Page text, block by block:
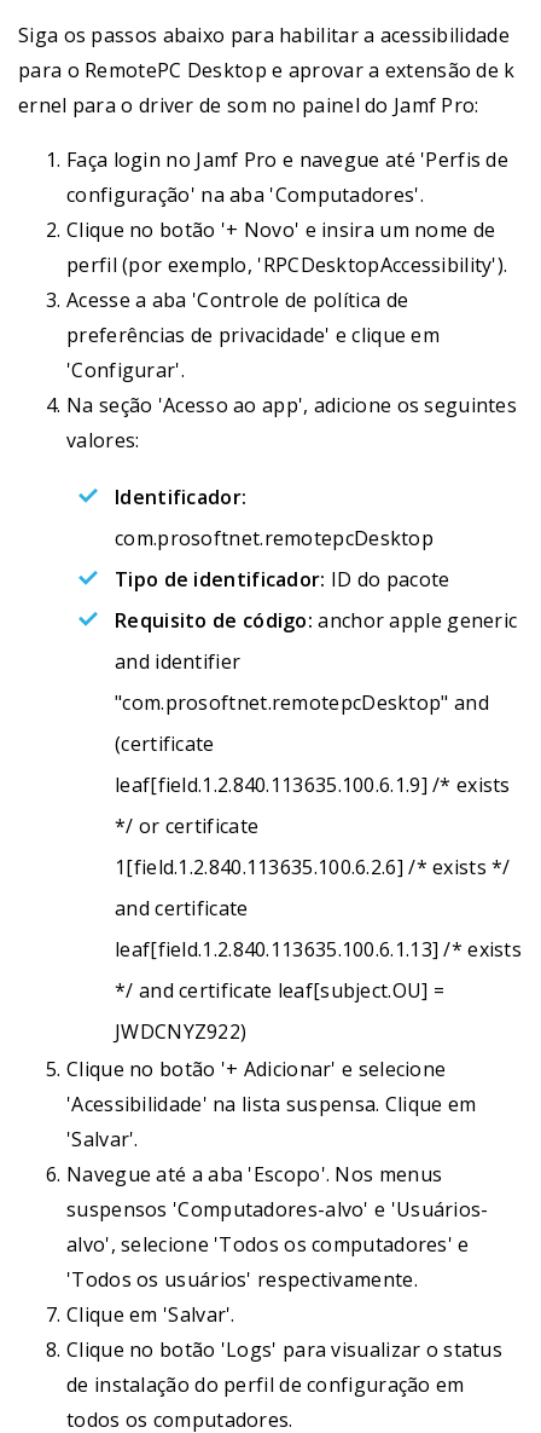
Siga os passos abaixo para habilitar a acessibilidade
para o RemotePC Desktop e aprovar a extensão de k
ernel para o driver de som no painel do Jamf Pro:
Faça login no Jamf Pro e navegue até 'Perfis de
configuração' na aba 'Computadores'.
Clique no botão '+ Novo' e insira um nome de
perfil (por exemplo, 'RPCDesktopAccessibility').
Acesse a aba 'Controle de política de
preferências de privacidade' e clique em
'Configurar'.
Na seção 'Acesso ao app', adicione os seguintes
valores:
Identificador:
com.prosoftnet.remotepcDesktop
Tipo de identificador: ID do pacote
Requisito de código: anchor apple generic
and identifier
"com.prosoftnet.remotepcDesktop" and
(certificate
leaf[field.1.2.840.113635.100.6.1.9] /* exists
*/ or certificate
1[field.1.2.840.113635.100.6.2.6] /* exists */
and certificate
leaf[field.1.2.840.113635.100.6.1.13] /* exists
*/ and certificate leaf[subject.OU] =
JWDCNYZ922)
Clique no botão '+ Adicionar' e selecione
'Acessibilidade' na lista suspensa. Clique em
'Salvar'.
Navegue até a aba 'Escopo'. Nos menus
suspensos 'Computadores-alvo' e 'Usuários-
alvo', selecione 'Todos os computadores' e
'Todos os usuários' respectivamente.
Clique em 'Salvar'.
Clique no botão 'Logs' para visualizar o status
de instalação do perfil de configuração em
todos os computadores.